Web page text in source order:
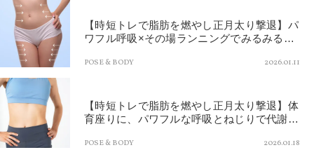
【時短トレで脂肪を燃やし正月太り撃退】パ
ワフル呼吸×その場ランニングでみるみる脂
POSE & BODY 2026.01.11
【時短トレで脂肪を燃やし正月太り撃退】体
育座りに、パワフルな呼吸とねじりで代謝ア
POSE & BODY 2026.01.18